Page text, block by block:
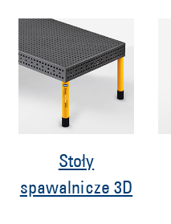
Stoły
spawalnicze 3D